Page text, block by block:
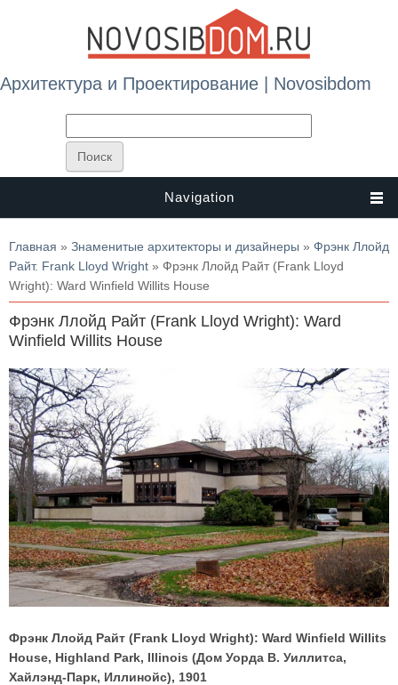
Архитектура и Проектирование | Novosibdom
Navigation
Вы здесь
Главная » Знаменитые архитекторы и дизайнеры » Фрэнк Ллойд
Райт. Frank Lloyd Wright » Фрэнк Ллойд Райт (Frank Lloyd
Wright): Ward Winfield Willits House
Фрэнк Ллойд Райт (Frank Lloyd Wright): Ward
Winfield Willits House
Фрэнк Ллойд Райт (Frank Lloyd Wright): Ward Winfield Willits
House, Highland Park, Illinois (Дом Уорда В. Уиллитса,
Хайлэнд-Парк, Иллинойс), 1901